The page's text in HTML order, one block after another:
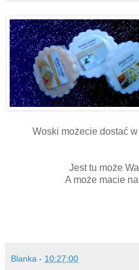
Woski możecie dostać w
Jest tu może
A może macie
Blanka - 10:27:00